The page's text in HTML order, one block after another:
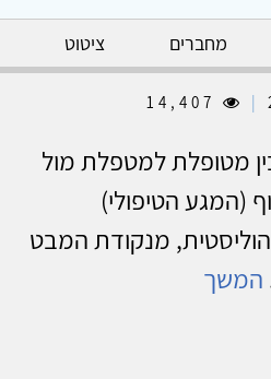
מחברים ציטוט
|
מטופלת למטפלת מול
(המגע הטיפולי)
הוליסטית, מנקודת המבט
המשך